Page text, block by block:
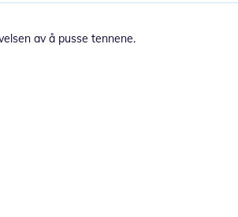
av å pusse tennene.